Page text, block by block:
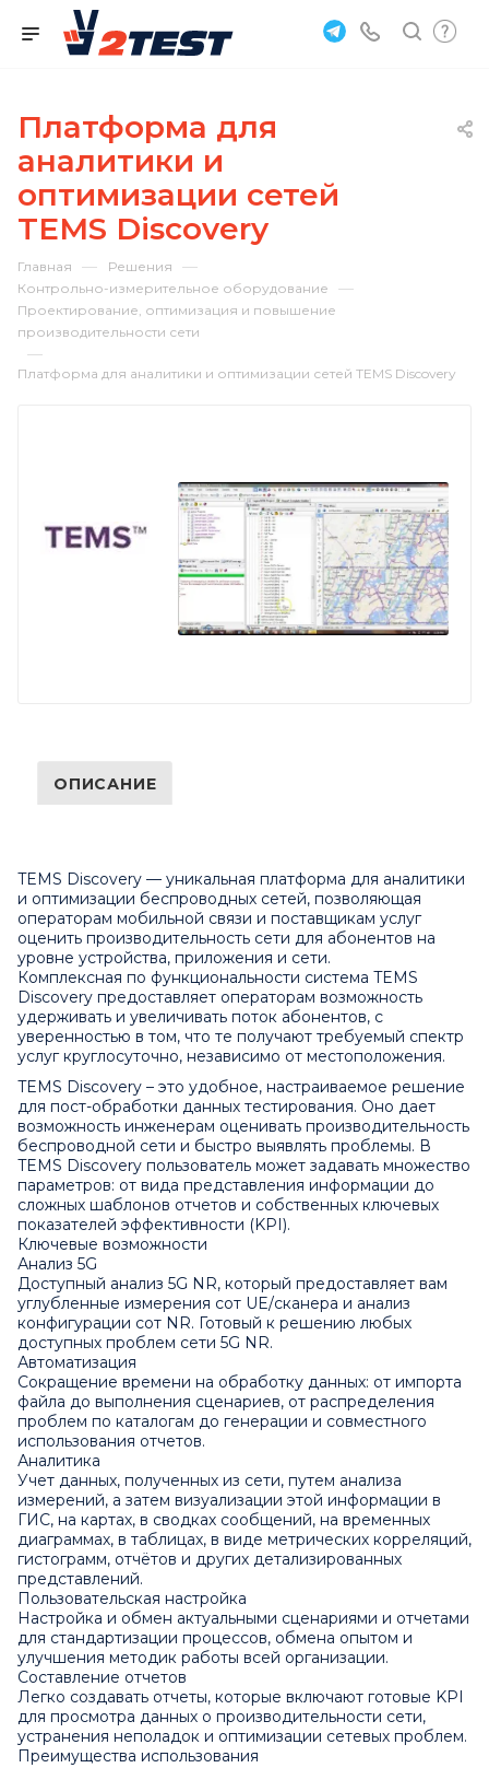
Платформа для
аналитики и
оптимизации сетей
TEMS Discovery
Главная — Решения —
Контрольно-измерительное оборудование —
Проектирование, оптимизация и повышение
производительности сети
—
Платформа для аналитики и оптимизации сетей TEMS Discovery
ОПИСАНИЕ
TEMS Discovery — уникальная платформа для аналитики
и оптимизации беспроводных сетей, позволяющая
операторам мобильной связи и поставщикам услуг
оценить производительность сети для абонентов на
уровне устройства, приложения и сети.
Комплексная по функциональности система TEMS
Discovery предоставляет операторам возможность
удерживать и увеличивать поток абонентов, с
уверенностью в том, что те получают требуемый спектр
услуг круглосуточно, независимо от местоположения.
TEMS Discovery – это удобное, настраиваемое решение
для пост-обработки данных тестирования. Оно дает
возможность инженерам оценивать производительность
беспроводной сети и быстро выявлять проблемы. В
TEMS Discovery пользователь может задавать множество
параметров: от вида представления информации до
сложных шаблонов отчетов и собственных ключевых
показателей эффективности (KPI).
Ключевые возможности
Анализ 5G
Доступный анализ 5G NR, который предоставляет вам
углубленные измерения сот UE/сканера и анализ
конфигурации сот NR. Готовый к решению любых
доступных проблем сети 5G NR.
Автоматизация
Сокращение времени на обработку данных: от импорта
файла до выполнения сценариев, от распределения
проблем по каталогам до генерации и совместного
использования отчетов.
Аналитика
Учет данных, полученных из сети, путем анализа
измерений, а затем визуализации этой информации в
ГИС, на картах, в сводках сообщений, на временных
диаграммах, в таблицах, в виде метрических корреляций,
гистограмм, отчётов и других детализированных
представлений.
Пользовательская настройка
Настройка и обмен актуальными сценариями и отчетами
для стандартизации процессов, обмена опытом и
улучшения методик работы всей организации.
Составление отчетов
Легко создавать отчеты, которые включают готовые KPI
для просмотра данных о производительности сети,
устранения неполадок и оптимизации сетевых проблем.
Преимущества использования